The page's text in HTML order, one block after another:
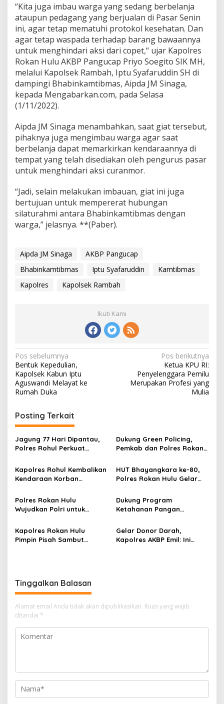
“Kita juga imbau warga yang sedang berbelanja
ataupun pedagang yang berjualan di Pasar Senin
ini, agar tetap mematuhi protokol kesehatan. Dan
agar tetap waspada terhadap barang bawaannya
untuk menghindari aksi dari copet,“ ujar Kapolres
Rokan Hulu AKBP Pangucap Priyo Soegito SIK MH,
melalui Kapolsek Rambah, Iptu Syafaruddin SH di
dampingi Bhabinkamtibmas, Aipda JM Sinaga,
kepada Mengabarkan.com, pada Selasa
(1/11/2022).
Aipda JM Sinaga menambahkan, saat giat tersebut,
pihaknya juga mengimbau warga agar saat
berbelanja dapat memarkirkan kendaraannya di
tempat yang telah disediakan oleh pengurus pasar
untuk menghindari aksi curanmor.
“Jadi, selain melakukan imbauan, giat ini juga
bertujuan untuk mempererat hubungan
silaturahmi antara Bhabinkamtibmas dengan
warga,” jelasnya. **(Paber).
Aipda JM Sinaga
AKBP Pangucap
Bhabinkamtibmas
Iptu Syafaruddin
Kamtibmas
Kapolres
Kapolsek Rambah
Ikuti Kami
Navigasi
pos
Pos sebelumnya
Bentuk Kepedulian,
Kapolsek Kabun Iptu
Aguswandi Melayat ke
Rumah Duka
Pos berikutnya
Ketua KPU RI:
Penyelenggara Pemilu
Merupakan Profesi yang
Mulia
Posting Terkait
Jagung 77 Hari Dipantau,
Polres Rohul Perkuat
Pangan
Dukung Green Policing,
Pemkab dan Polres Rokan
Lingkungan Hidup
Kapolres Rohul Kembalikan
Kendaraan Korban
Kasih Pak, Mobil Kami
Sudah Kembali
HUT Bhayangkara ke-80,
Polres Rokan Hulu Gelar
Bangun Sportivitas dan
Bentengi Generasi Muda
Polres Rokan Hulu
Wujudkan Polri untuk
Sosial dan Penguatan
Sinergi
Dukung Program
Ketahanan Pangan
Bhabinkamtibmas Desa
Kasang Mungkal Perkuat
Pendampingan Petani
Kapolres Rokan Hulu
Pimpin Pisah Sambut
Gelar Donor Darah,
Kapolres AKBP Emil: Ini
Tinggalkan Balasan
Alamat email Anda tidak akan dipublikasikan. Ruas yang wajib
ditandai *